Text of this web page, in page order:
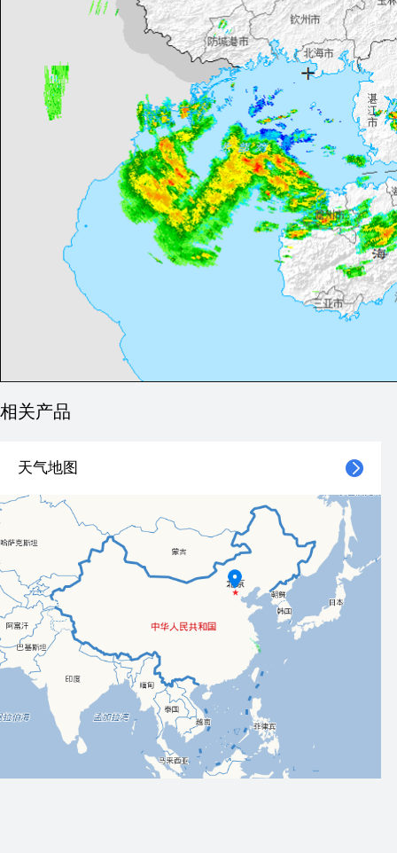
相关产品
天气地图